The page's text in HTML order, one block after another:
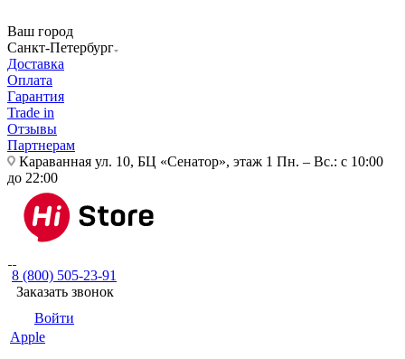
Ваш город
Санкт-Петербург
Доставка
Оплата
Гарантия
Trade in
Отзывы
Партнерам
Караванная ул. 10, БЦ «Сенатор», этаж 1 Пн. – Вс.: с 10:00
до 22:00
8 (800) 505-23-91
Заказать звонок
Войти
Apple